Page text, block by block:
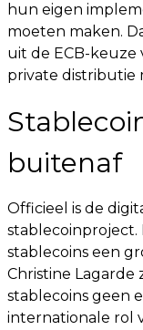
hun eigen
moeten maken.
uit de ECB-
private distributie
buitenaf
Officieel is de
stablecoinproject.
stablecoins een
Christine Lagarde
stablecoins geen
internationale rol